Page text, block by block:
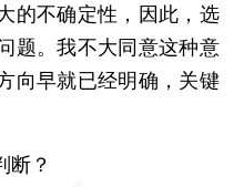
的不确定性，因此，选
题。我不大同意这种意
向早就已经明确，关键
？